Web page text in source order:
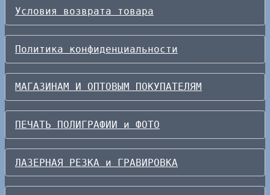
Условия возврата товара
Политика конфиденциальности
МАГАЗИНАМ И ОПТОВЫМ ПОКУПАТЕЛЯМ
ПЕЧАТЬ ПОЛИГРАФИИ и ФОТО
ЛАЗЕРНАЯ РЕЗКА и ГРАВИРОВКА